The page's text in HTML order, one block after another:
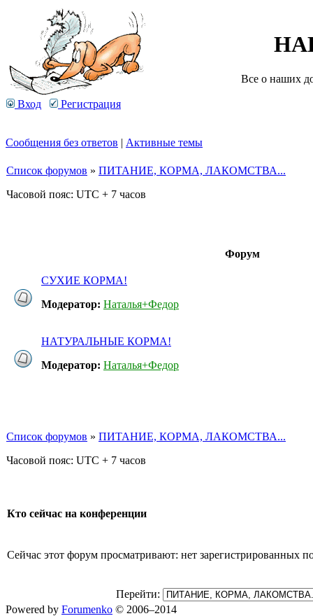
Все о наших
Вход Регистрация
Сообщения без ответов | Активные темы
Список форумов » ПИТАНИЕ, КОРМА, ЛАКОМСТВА...
Часовой пояс: UTC + 7 часов
Форум
СУХИЕ КОРМА!
Модератор: Наталья+Федор
НАТУРАЛЬНЫЕ КОРМА!
Модератор: Наталья+Федор
Список форумов » ПИТАНИЕ, КОРМА, ЛАКОМСТВА...
Часовой пояс: UTC + 7 часов
Кто сейчас на конференции
Сейчас этот форум просматривают: нет зарегистрированных
Перейти:
Powered by Forumenko © 2006–2014